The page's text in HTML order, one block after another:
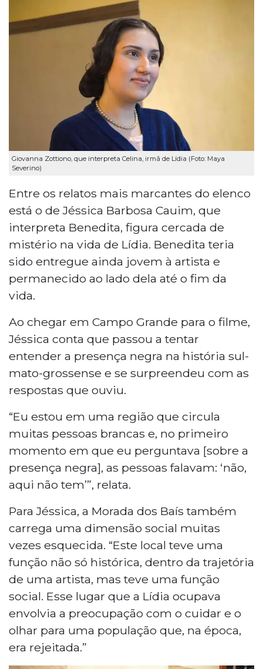
Giovanna Zottiono, que interpreta Celina, irmã de Lídia (Foto: Maya
Severino)
Entre os relatos mais marcantes do elenco
está o de Jéssica Barbosa Cauim, que
interpreta Benedita, figura cercada de
mistério na vida de Lídia. Benedita teria
sido entregue ainda jovem à artista e
permanecido ao lado dela até o fim da
vida.
Ao chegar em Campo Grande para o filme,
Jéssica conta que passou a tentar
entender a presença negra na história sul-
mato-grossense e se surpreendeu com as
respostas que ouviu.
“Eu estou em uma região que circula
muitas pessoas brancas e, no primeiro
momento em que eu perguntava [sobre a
presença negra], as pessoas falavam: ‘não,
aqui não tem’”, relata.
Para Jéssica, a Morada dos Baís também
carrega uma dimensão social muitas
vezes esquecida. “Este local teve uma
função não só histórica, dentro da trajetória
de uma artista, mas teve uma função
social. Esse lugar que a Lídia ocupava
envolvia a preocupação com o cuidar e o
olhar para uma população que, na época,
era rejeitada.”